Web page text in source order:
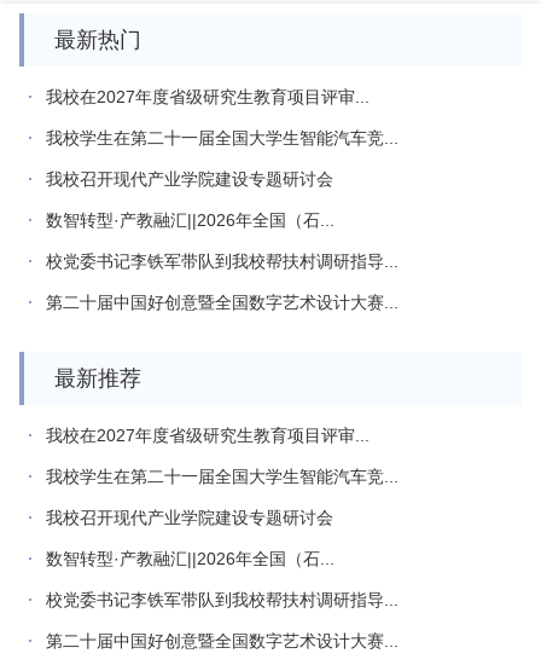
最新热门
我校在2027年度省级研究生教育项目评审...
我校学生在第二十一届全国大学生智能汽车竞...
我校召开现代产业学院建设专题研讨会
数智转型·产教融汇||2026年全国（石...
校党委书记李铁军带队到我校帮扶村调研指导...
第二十届中国好创意暨全国数字艺术设计大赛...
最新推荐
我校在2027年度省级研究生教育项目评审...
我校学生在第二十一届全国大学生智能汽车竞...
我校召开现代产业学院建设专题研讨会
数智转型·产教融汇||2026年全国（石...
校党委书记李铁军带队到我校帮扶村调研指导...
第二十届中国好创意暨全国数字艺术设计大赛...